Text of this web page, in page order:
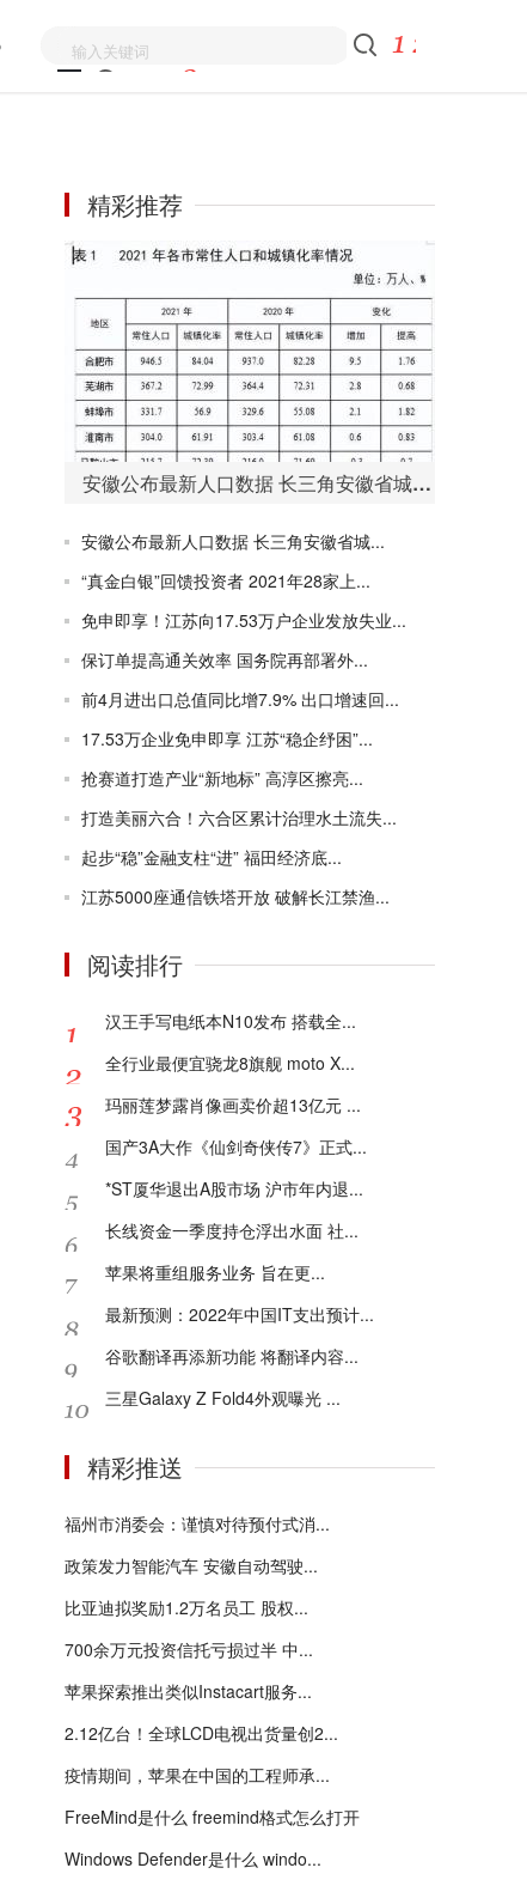
精彩推荐
安徽公布最新人口数据 长三角安徽省城镇化增速居第一位
安徽公布最新人口数据 长三角安徽省城...
“真金白银”回馈投资者 2021年28家上...
免申即享！江苏向17.53万户企业发放失业...
保订单提高通关效率 国务院再部署外...
前4月进出口总值同比增7.9% 出口增速回...
17.53万企业免申即享 江苏“稳企纾困”...
抢赛道打造产业“新地标” 高淳区擦亮...
打造美丽六合！六合区累计治理水土流失...
起步“稳”金融支柱“进” 福田经济底...
江苏5000座通信铁塔开放 破解长江禁渔...
阅读排行
汉王手写电纸本N10发布 搭载全...
全行业最便宜骁龙8旗舰 moto X...
玛丽莲梦露肖像画卖价超13亿元 ...
国产3A大作《仙剑奇侠传7》正式...
*ST厦华退出A股市场 沪市年内退...
长线资金一季度持仓浮出水面 社...
苹果将​​重组服务业务 旨在更...
最新预测：2022年中国IT支出预计...
谷歌翻译再添新功能 将翻译内容...
三星Galaxy Z Fold4外观曝光 ...
精彩推送
福州市消委会：谨慎对待预付式消...
政策发力智能汽车 安徽自动驾驶...
比亚迪拟奖励1.2万名员工 股权...
700余万元投资信托亏损过半 中...
苹果探索推出类似Instacart服务...
2.12亿台！全球LCD电视出货量创2...
疫情期间，苹果在中国的工程师承...
FreeMind是什么 freemind格式怎么打开
Windows Defender是什么 windo...